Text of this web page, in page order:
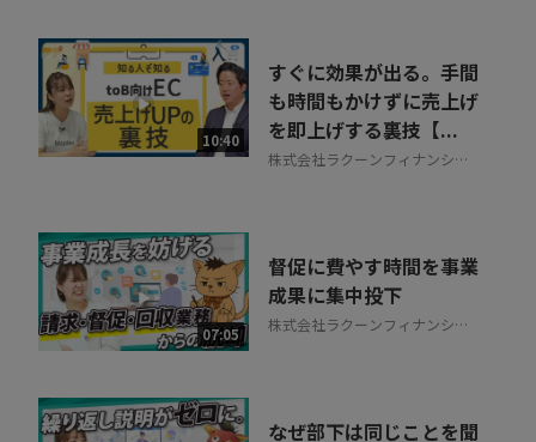
10:40
すぐに効果が出る。手間
も時間もかけずに売上げ
を即上げする裏技【...
株式会社ラクーンフィナンシャ
07:05
督促に費やす時間を事業
成果に集中投下
株式会社ラクーンフィナンシャ
なぜ部下は同じことを聞